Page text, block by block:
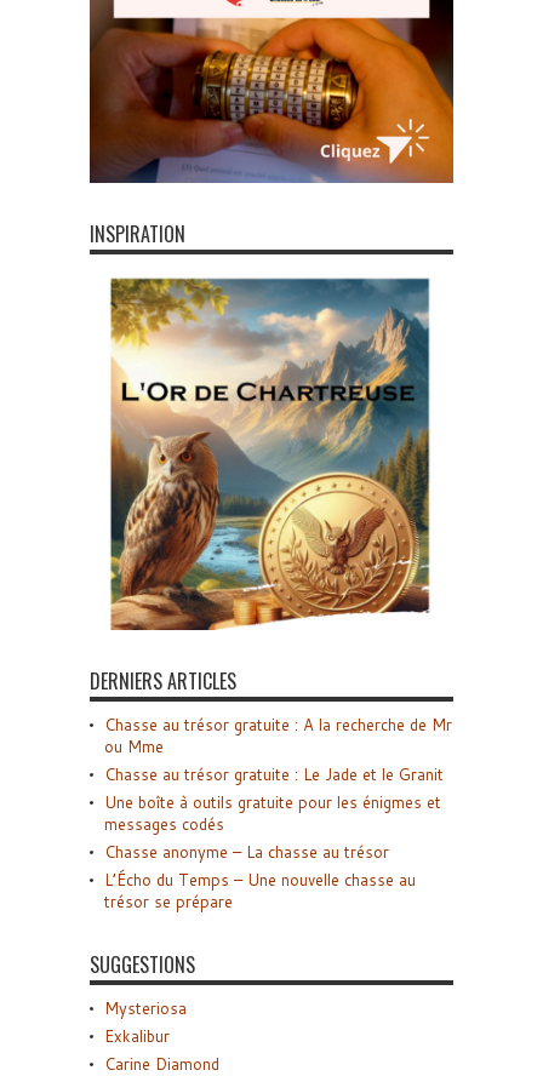
INSPIRATION
DERNIERS ARTICLES
Chasse au trésor gratuite : A la recherche de Mr
ou Mme
Chasse au trésor gratuite : Le Jade et le Granit
Une boîte à outils gratuite pour les énigmes et
messages codés
Chasse anonyme – La chasse au trésor
L’Écho du Temps – Une nouvelle chasse au
trésor se prépare
SUGGESTIONS
Mysteriosa
Exkalibur
Carine Diamond